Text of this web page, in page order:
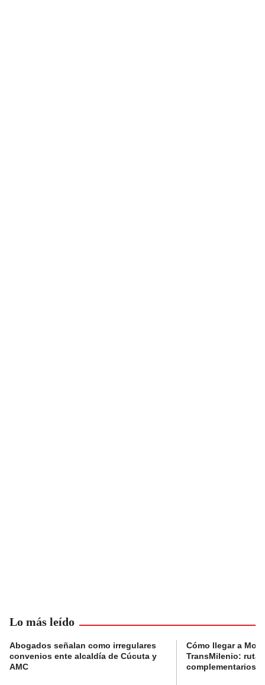
Lo más leído
Abogados señalan como irregulares
convenios ente alcaldía de Cúcuta y
AMC
Cómo llegar a
TransMilenio:
complementarios